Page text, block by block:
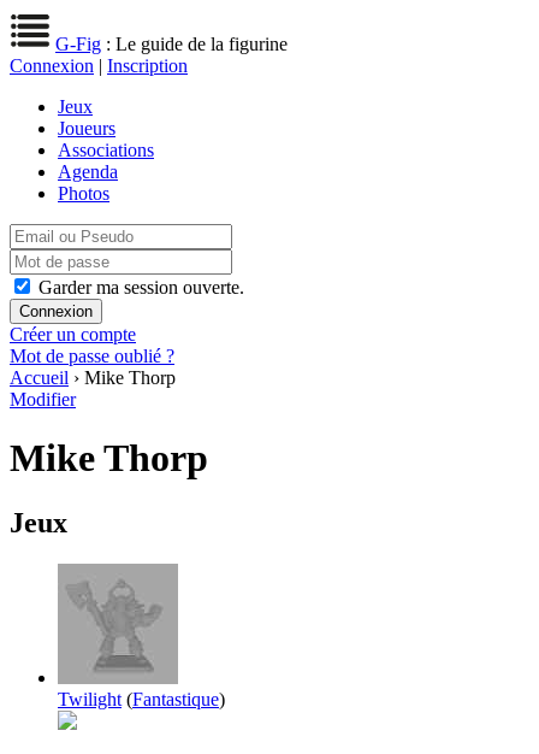
G-Fig : Le guide de la figurine
Connexion | Inscription
Jeux
Joueurs
Associations
Agenda
Photos
Garder ma session ouverte.
Créer un compte
Mot de passe oublié ?
Accueil › Mike Thorp
Modifier
Mike Thorp
Jeux
Twilight (Fantastique)